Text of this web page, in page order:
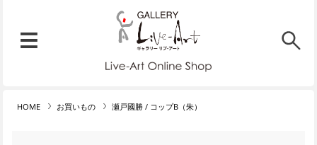
HOME お買いもの 瀬戸國勝 / コップB（朱）